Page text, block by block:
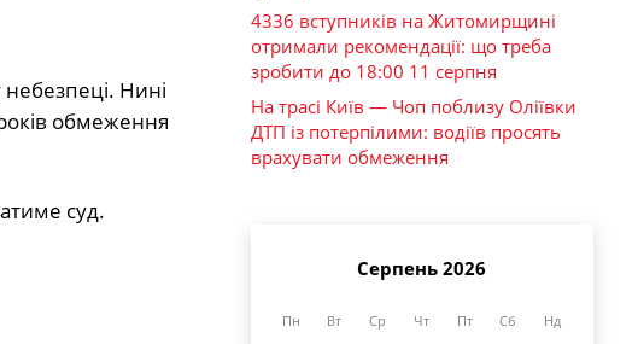
Нині
обмеження
суд.
4336 вступників на Житомирщині
отримали рекомендації: що треба
зробити до 18:00 11 серпня
На трасі Київ — Чоп поблизу Оліївки
ДТП із потерпілими: водіїв просять
врахувати обмеження
Серпень 2026
Пн Вт Ср Чт Пт Сб Нд